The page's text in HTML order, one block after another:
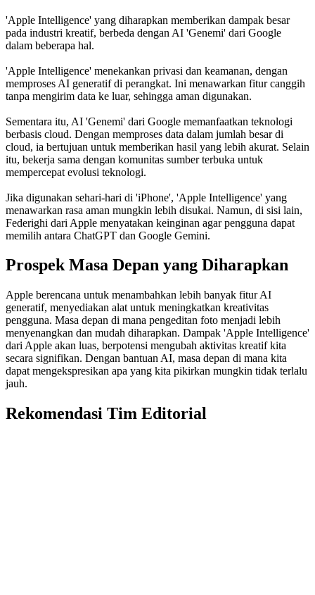
'Apple Intelligence' yang diharapkan memberikan dampak besar
pada industri kreatif, berbeda dengan AI 'Genemi' dari Google
dalam beberapa hal.
'Apple Intelligence' menekankan privasi dan keamanan, dengan
memproses AI generatif di perangkat. Ini menawarkan fitur canggih
tanpa mengirim data ke luar, sehingga aman digunakan.
Sementara itu, AI 'Genemi' dari Google memanfaatkan teknologi
berbasis cloud. Dengan memproses data dalam jumlah besar di
cloud, ia bertujuan untuk memberikan hasil yang lebih akurat. Selain
itu, bekerja sama dengan komunitas sumber terbuka untuk
mempercepat evolusi teknologi.
Jika digunakan sehari-hari di 'iPhone', 'Apple Intelligence' yang
menawarkan rasa aman mungkin lebih disukai. Namun, di sisi lain,
Federighi dari Apple menyatakan keinginan agar pengguna dapat
memilih antara ChatGPT dan Google Gemini.
Prospek Masa Depan yang Diharapkan
Apple berencana untuk menambahkan lebih banyak fitur AI
generatif, menyediakan alat untuk meningkatkan kreativitas
pengguna. Masa depan di mana pengeditan foto menjadi lebih
menyenangkan dan mudah diharapkan. Dampak 'Apple Intelligence'
dari Apple akan luas, berpotensi mengubah aktivitas kreatif kita
secara signifikan. Dengan bantuan AI, masa depan di mana kita
dapat mengekspresikan apa yang kita pikirkan mungkin tidak terlalu
jauh.
Rekomendasi Tim Editorial